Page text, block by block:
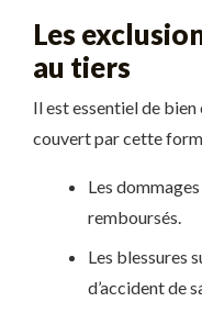
Les
au tiers
Il est essentiel de bien
couvert par cette
Les
remboursés.
Les blessures
d’accident de